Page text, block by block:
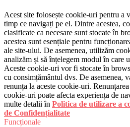
Acest site folosește cookie-uri pentru a
timp ce navigați pe el. Dintre acestea,
clasificate ca necesare sunt stocate în
acestea sunt esențiale pentru
ale site-ului. De asemenea, utilizăm
analizăm și să înțelegem modul în care
Aceste cookie-uri vor fi stocate în
cu consimțământul dvs. De asemenea,
renunța la aceste cookie-uri.
cookie-uri poate afecta experiența de
multe detalii în Politica de utilizare a
de Confidențialitate
Funcționale